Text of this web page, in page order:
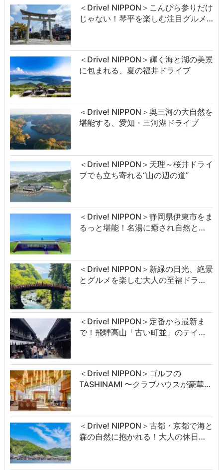
＜Drive! NIPPON＞こんぴら参りだけ
じゃない！琴平を楽しむ注目グルメ…
＜Drive! NIPPON＞輝く海と湖の美景
に包まれる、夏の福井ドライブ
＜Drive! NIPPON＞奥三河の大自然を
堪能する、愛知・三河湖ドライブ
＜Drive! NIPPON＞天理～桜井ドライ
ブでも立ち寄れる“山の辺の道”
＜Drive! NIPPON＞静岡県伊東市をま
るっと堪能！名湯に癒され自然と…
＜Drive! NIPPON＞新緑の日光、絶景
とグルメを楽しむ大人の至福ドラ…
＜Drive! NIPPON＞定番から最新ま
で！飛騨高山「古い町並」のテイ…
＜Drive! NIPPON＞ゴルフの
TASHINAMI 〜クラブハウスが豪華…
＜Drive! NIPPON＞古都・京都で海と
森の自然に抱かれる！大人の休日…